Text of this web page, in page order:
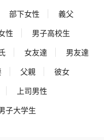
吟醸 吟麗
実楽山田錦
同梱してお届けいたしま
部下女性
義父
性
男子高校生
女友達
男友達
父親
彼女
上司男性
子大学生